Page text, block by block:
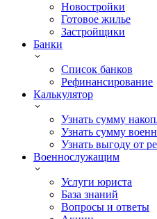
Новостройки
Готовое жилье
Застройщики
Банки
Список банков
Рефинансирование
Калькулятор
Узнать сумму
Узнать сумму
Узнать выгоду от
Военнослужащим
Услуги юриста
База знаний
Вопросы и ответы